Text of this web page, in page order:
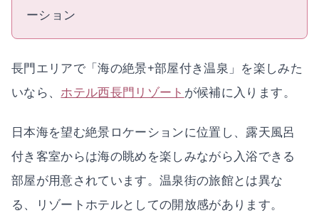
ーション
長門エリアで「海の絶景+部屋付き温泉」を楽しみた
いなら、 ホテル西長門リゾート が候補に入ります。
日本海を望む絶景ロケーションに位置し、露天風呂
付き客室からは海の眺めを楽しみながら入浴できる
部屋が用意されています。温泉街の旅館とは異な
る、リゾートホテルとしての開放感があります。